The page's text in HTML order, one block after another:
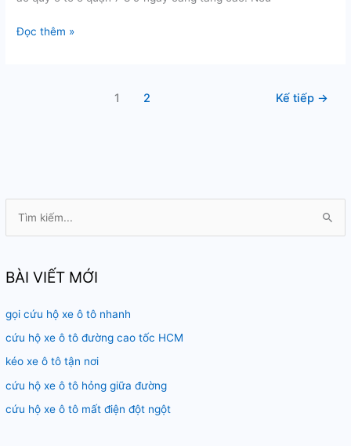
k
ế
m
:
BÀI VIẾT MỚI
gọi cứu hộ xe ô tô nhanh
cứu hộ xe ô tô đường cao tốc HCM
kéo xe ô tô tận nơi
cứu hộ xe ô tô hỏng giữa đường
cứu hộ xe ô tô mất điện đột ngột
Kích
9
Đọc thêm »
1 2 Kế tiếp →